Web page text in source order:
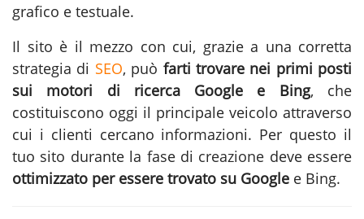
grafico e testuale.
Il sito è il mezzo con cui, grazie a una corretta
strategia di SEO, può farti trovare nei primi posti
sui motori di ricerca Google e Bing, che
costituiscono oggi il principale veicolo attraverso
cui i clienti cercano informazioni. Per questo il
tuo sito durante la fase di creazione deve essere
ottimizzato per essere trovato su Google e Bing.